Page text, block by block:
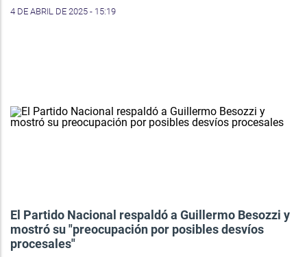
4 DE ABRIL DE 2025 - 15:19
El Partido Nacional respaldó a Guillermo Besozzi y
mostró su "preocupación por posibles desvíos
procesales"